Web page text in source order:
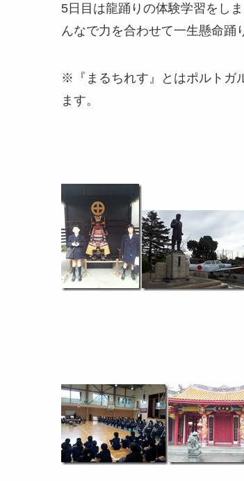
5日目は龍踊りの体験学習をし
んなで力を合わせて一生懸命踊
※『まるちれす』とはポルトガ
ます。